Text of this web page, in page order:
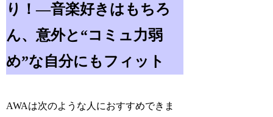
り！—音楽好きはもちろ
ん、意外と“コミュ力弱
め”な自分にもフィット
AWAは次のような人におすすめできま